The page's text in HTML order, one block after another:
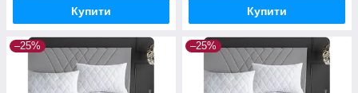
Купити Купити
–25% –25%